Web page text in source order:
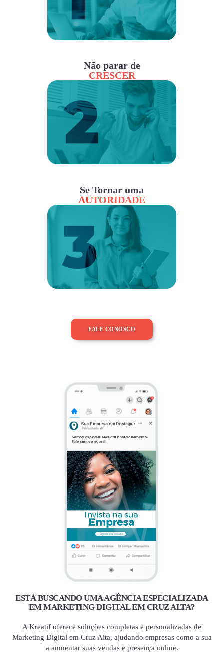
Não parar de
CRESCER
Se Tornar uma
AUTORIDADE
FALE CONOSCO
ESTÁ BUSCANDO UMA AGÊNCIA ESPECIALIZADA
EM MARKETING DIGITAL EM CRUZ ALTA?
A Kreatif oferece soluções completas e personalizadas de
Marketing Digital em Cruz Alta, ajudando empresas como a sua
a aumentar suas vendas e presença online.